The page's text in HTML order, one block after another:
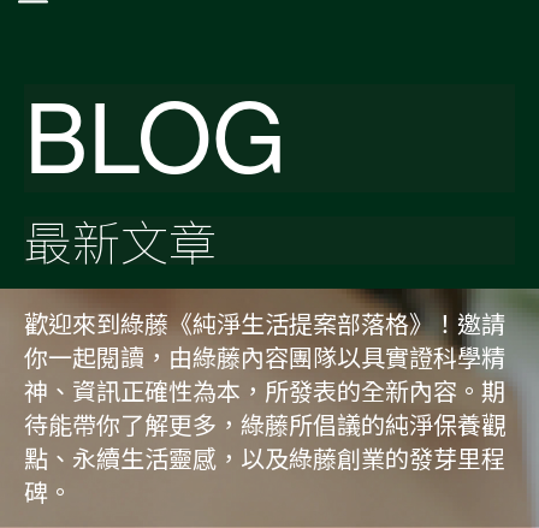
BLOG
最新文章
歡迎來到綠藤《純淨生活提案部落格》！邀請
你一起閱讀，由綠藤內容團隊以具實證科學精
神、資訊正確性為本，所發表的全新內容。期
待能帶你了解更多，綠藤所倡議的純淨保養觀
點、永續生活靈感，以及綠藤創業的發芽里程
碑。